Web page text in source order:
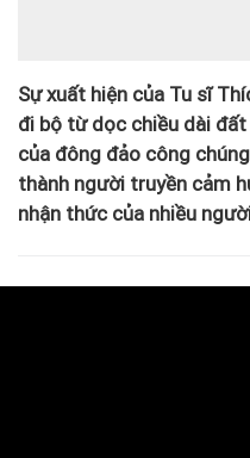
Sự xuất hiện của Tu sĩ
đi bộ từ dọc chiều dài
của đông đảo công
thành người truyền cảm
nhận thức của nhiều